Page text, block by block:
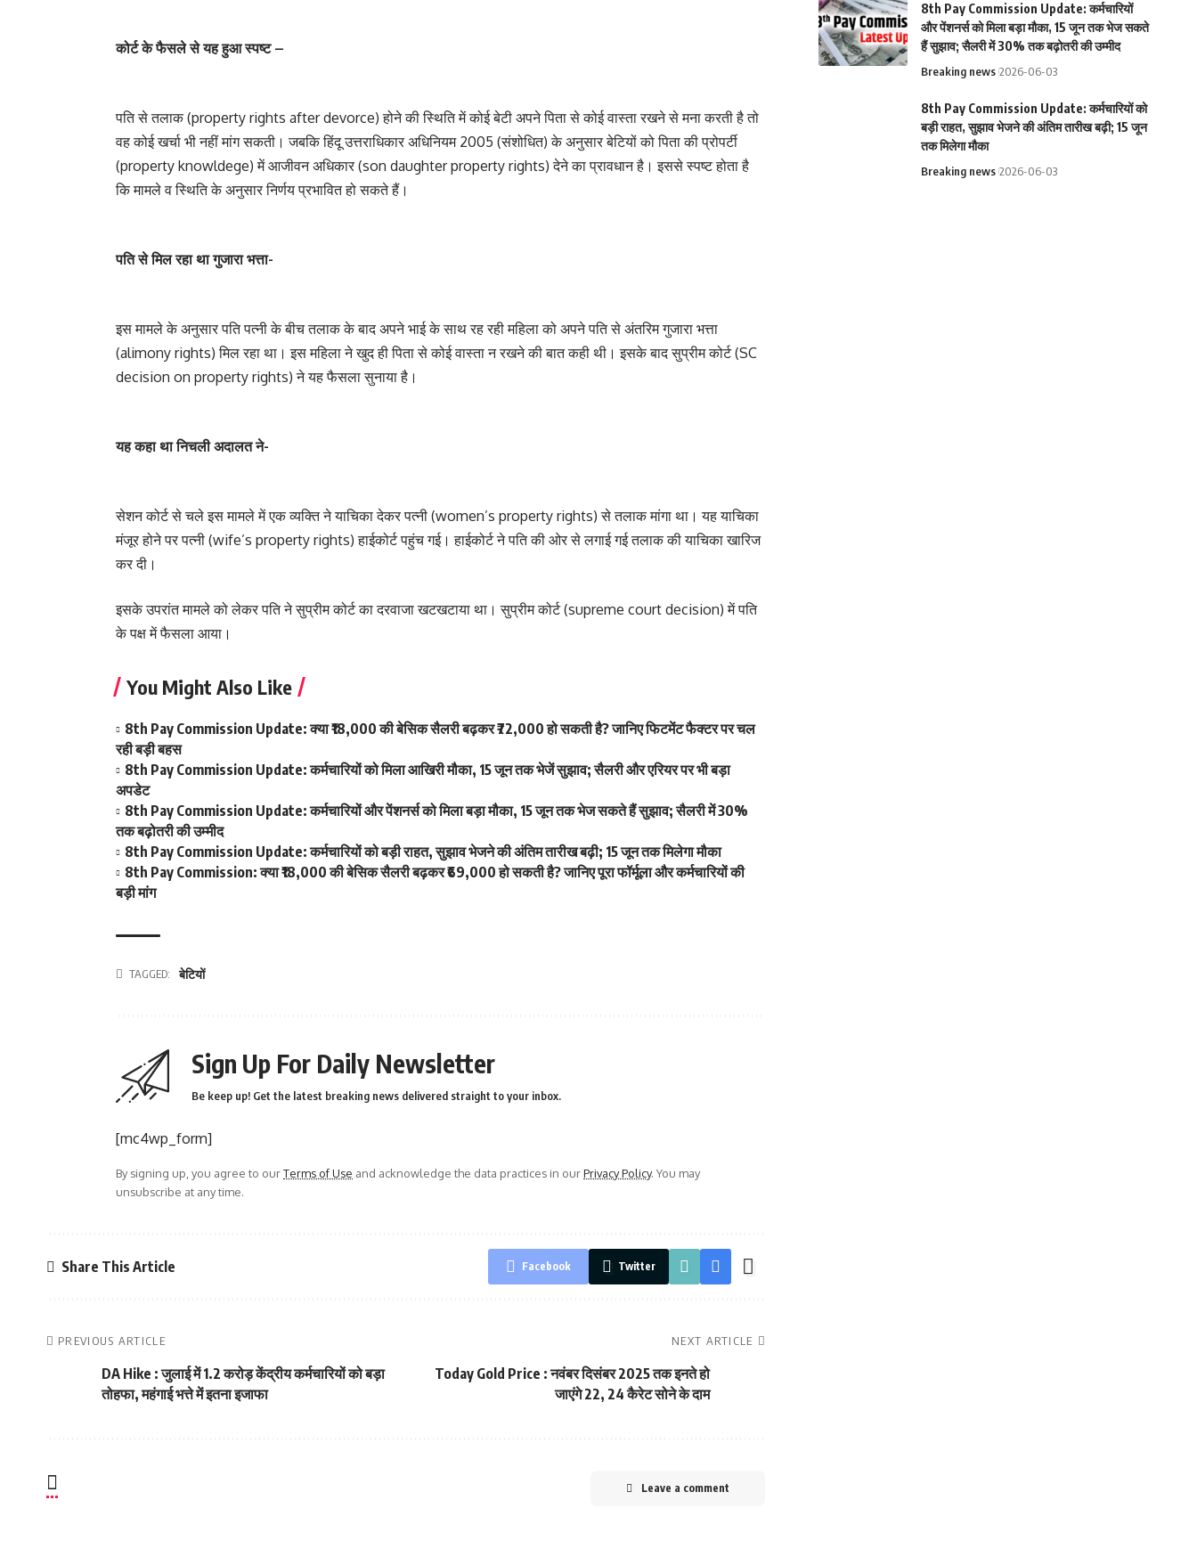
कोर्ट के फैसले से यह हुआ स्पष्ट –
पति से तलाक (property rights after devorce) होने की स्थिति में कोई बेटी अपने पिता से कोई वास्ता रखने से मना करती है तो
वह कोई खर्चा भी नहीं मांग सकती। जबकि हिंदू उत्तराधिकार अधिनियम 2005 (संशोधित) के अनुसार बेटियों को पिता की प्रोपर्टी
(property knowldege) में आजीवन अधिकार (son daughter property rights) देने का प्रावधान है। इससे स्पष्ट होता है
कि मामले व स्थिति के अनुसार निर्णय प्रभावित हो सकते हैं।
पति से मिल रहा था गुजारा भत्ता-
इस मामले के अनुसार पति पत्नी के बीच तलाक के बाद अपने भाई के साथ रह रही महिला को अपने पति से अंतरिम गुजारा भत्ता
(alimony rights) मिल रहा था। इस महिला ने खुद ही पिता से कोई वास्ता न रखने की बात कही थी। इसके बाद सुप्रीम कोर्ट (SC
decision on property rights) ने यह फैसला सुनाया है।
यह कहा था निचली अदालत ने-
सेशन कोर्ट से चले इस मामले में एक व्यक्ति ने याचिका देकर पत्नी (women’s property rights) से तलाक मांगा था। यह याचिका
मंजूर होने पर पत्नी (wife’s property rights) हाईकोर्ट पहुंच गई। हाईकोर्ट ने पति की ओर से लगाई गई तलाक की याचिका खारिज
कर दी।
इसके उपरांत मामले को लेकर पति ने सुप्रीम कोर्ट का दरवाजा खटखटाया था। सुप्रीम कोर्ट (supreme court decision) में पति
के पक्ष में फैसला आया।
You Might Also Like
8th Pay Commission Update: क्या ₹18,000 की बेसिक सैलरी बढ़कर ₹72,000 हो सकती है? जानिए फिटमेंट फैक्टर पर चल
रही बड़ी बहस
8th Pay Commission Update: कर्मचारियों को मिला आखिरी मौका, 15 जून तक भेजें सुझाव; सैलरी और एरियर पर भी बड़ा
अपडेट
8th Pay Commission Update: कर्मचारियों और पेंशनर्स को मिला बड़ा मौका, 15 जून तक भेज सकते हैं सुझाव; सैलरी में 30%
तक बढ़ोतरी की उम्मीद
8th Pay Commission Update: कर्मचारियों को बड़ी राहत, सुझाव भेजने की अंतिम तारीख बढ़ी; 15 जून तक मिलेगा मौका
8th Pay Commission: क्या ₹18,000 की बेसिक सैलरी बढ़कर ₹69,000 हो सकती है? जानिए पूरा फॉर्मूला और कर्मचारियों की
बड़ी मांग
TAGGED: बेटियों
Sign Up For Daily Newsletter
Be keep up! Get the latest breaking news delivered straight to your inbox.
[mc4wp_form]
By signing up, you agree to ourTerms of Use and acknowledge the data practices in ourPrivacy Policy. You may
unsubscribe at any time.
Share This Article Facebook Twitter
PREVIOUS ARTICLE
DA Hike : जुलाई में 1.2 करोड़ केंद्रीय कर्मचारियों को बड़ा
तोहफा, महंगाई भत्ते में इतना इजाफा
NEXT ARTICLE
Today Gold Price : नवंबर दिसंबर 2025 तक इनते हो
जाएंगे 22, 24 कैरेट सोने के दाम
Leave a comment
8th Pay Commission Update: कर्मचारियों
और पेंशनर्स को मिला बड़ा मौका, 15 जून तक भेज सकते
हैं सुझाव; सैलरी में 30% तक बढ़ोतरी की उम्मीद
Breaking news 2026-06-03
8th Pay Commission Update: कर्मचारियों को
बड़ी राहत, सुझाव भेजने की अंतिम तारीख बढ़ी; 15 जून
तक मिलेगा मौका
Breaking news 2026-06-03